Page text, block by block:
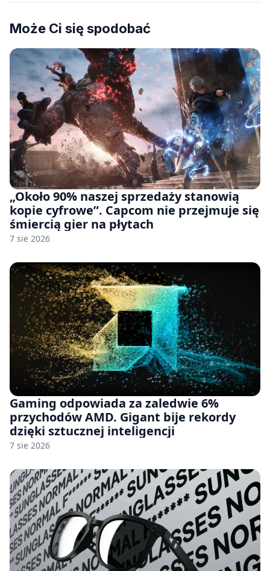
Może Ci się spodobać
„Około 90% naszej sprzedaży stanowią
kopie cyfrowe”. Capcom nie przejmuje się
śmiercią gier na płytach
7 sie 2026
Gaming odpowiada za zaledwie 6%
przychodów AMD. Gigant bije rekordy
dzięki sztucznej inteligencji
7 sie 2026